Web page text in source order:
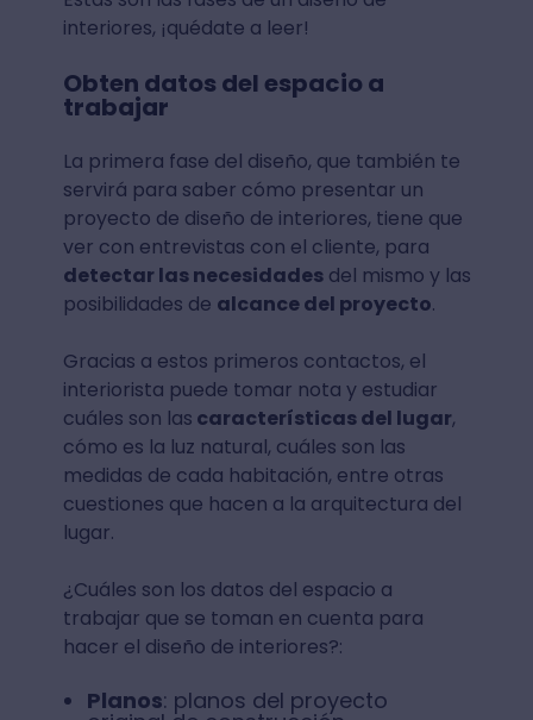
interiores, ¡quédate a leer!
Obten datos del espacio a
trabajar
La primera fase del diseño, que también te
servirá para saber cómo presentar un
proyecto de diseño de interiores, tiene que
ver con entrevistas con el cliente, para
detectar las necesidadesdel mismo y las
posibilidades de alcance del proyecto.
Gracias a estos primeros contactos, el
interiorista puede tomar nota y estudiar
cuáles son las características del lugar,
cómo es la luz natural, cuáles son las
medidas de cada habitación, entre otras
cuestiones que hacen a la arquitectura del
lugar.
¿Cuáles son los datos del espacio a
trabajar que se toman en cuenta para
hacer el diseño de interiores?:
Planos: planos del proyecto